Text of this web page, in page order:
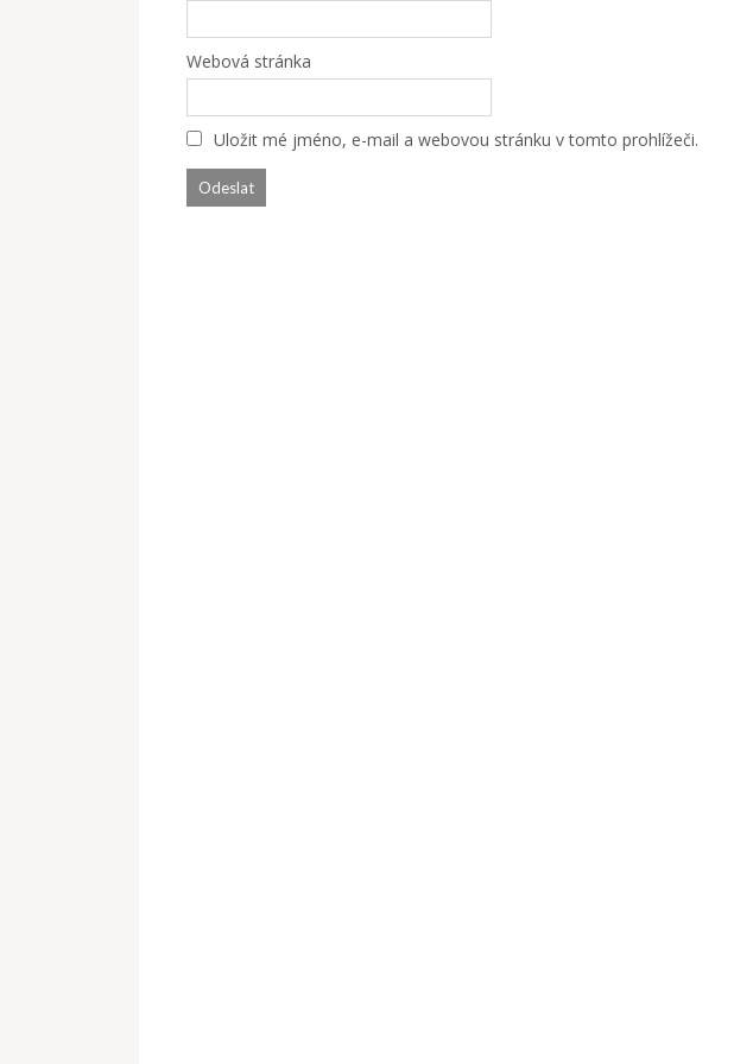
Webová stránka
Uložit mé jméno, e-mail a webovou stránku v tomto prohlížeči.